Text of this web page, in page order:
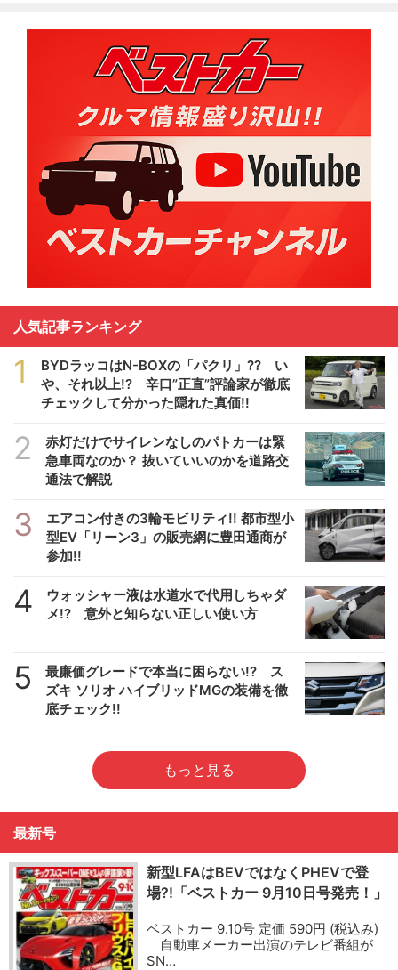
人気記事ランキング
1
BYDラッコはN-BOXの「パクリ」?? い
や、それ以上!? 辛口”正直”評論家が徹底
チェックして分かった隠れた真価!!
2
赤灯だけでサイレンなしのパトカーは緊
急車両なのか？ 抜いていいのかを道路交
通法で解説
3
エアコン付きの3輪モビリティ!! 都市型小
型EV「リーン3」の販売網に豊田通商が
参加!!
4
ウォッシャー液は水道水で代用しちゃダ
メ!? 意外と知らない正しい使い方
5
最廉価グレードで本当に困らない!? ス
ズキ ソリオ ハイブリッドMGの装備を徹
底チェック!!
もっと見る
最新号
新型LFAはBEVではなくPHEVで登
場?!「ベストカー 9月10日号発売！」
ベストカー 9.10号 定価 590円 (税込み)
自動車メーカー出演のテレビ番組が
SN…